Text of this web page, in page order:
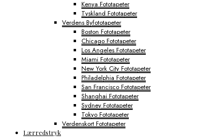
Kenya Fototapeter
Tyskland Fototapeter
Verdens Byfototapeter
Boston Fototapeter
Chicago Fototapeter
Los Angeles Fototapeter
Miami Fototapeter
New York City Fototapeter
Philadelphia Fototapeter
San Francisco Fototapeter
Shanghai Fototapeter
Sydney Fototapeter
Tokyo Fototapeter
Verdenskort Fototapeter
Lærredstryk